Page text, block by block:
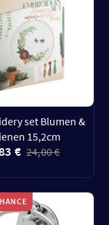
set Blumen &
15,2cm
€ 24,00 €